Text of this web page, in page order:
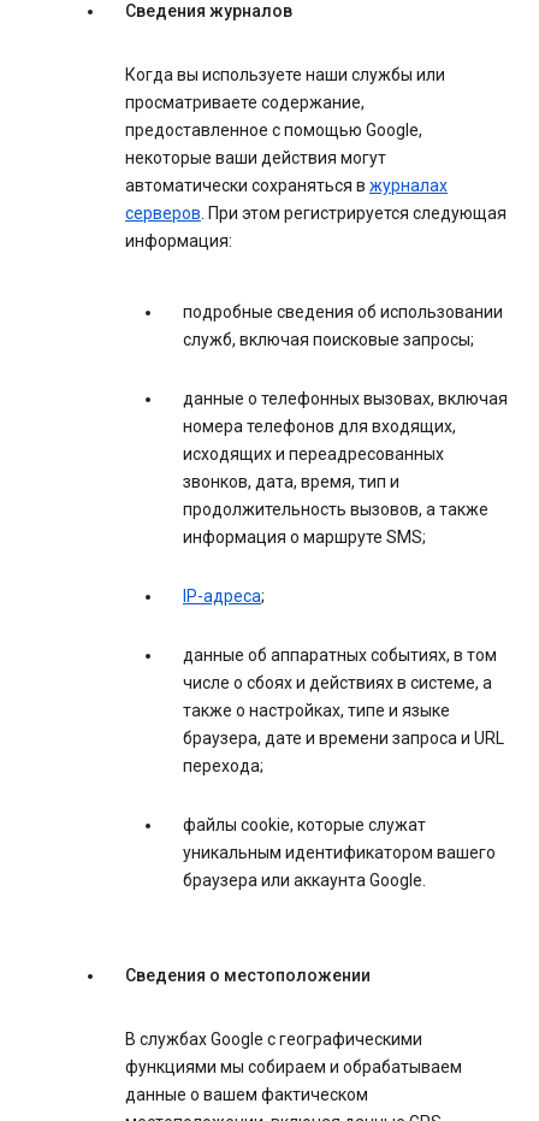
Сведения журналов
Когда вы используете наши службы или
просматриваете содержание,
предоставленное с помощью Google,
некоторые ваши действия могут
автоматически сохраняться в журналах
серверов. При этом регистрируется следующая
информация:
подробные сведения об использовании
служб, включая поисковые запросы;
данные о телефонных вызовах, включая
номера телефонов для входящих,
исходящих и переадресованных
звонков, дата, время, тип и
продолжительность вызовов, а также
информация о маршруте SMS;
IP-адреса;
данные об аппаратных событиях, в том
числе о сбоях и действиях в системе, а
также о настройках, типе и языке
браузера, дате и времени запроса и URL
перехода;
файлы cookie, которые служат
уникальным идентификатором вашего
браузера или аккаунта Google.
Сведения о местоположении
В службах Google с географическими
функциями мы собираем и обрабатываем
данные о вашем фактическом